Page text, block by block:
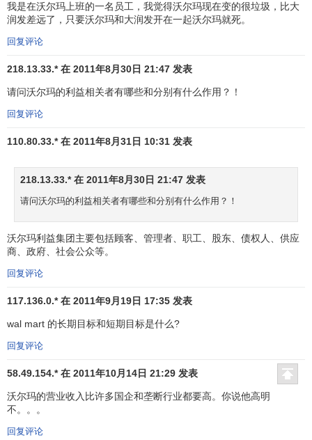
1979年 沃尔玛总销售额首次突破10亿美元。
1983年 成功地开设了凭会员资格方能平价购物的山
姆会员商店(SAM’S CLUB)。
达到8%，他在华尔街跳起了草裙舞。同年，大卫·格拉
斯出任公司总裁。
1985年 美国著名财经杂志《
1987年 在德州加伦市开设了第一家综合性百货商店
(HyperMart)，并建立起美国最大的私人卫星通信系统
之一，将下属分店与总部联结起来。
1988年3月 在密苏里州华盛顿市成立了第一家沃尔玛
任公司首席执行官。
1991年 在墨西哥与当地著名的Cifas． A合作建立起
45家山姆会员商店和沃尔玛购物广场，又在加拿大开
1992年3月17日 沃尔顿荣获“总统自由勋章”。4月5日
山姆·沃尔顿先生辞世。4月7日
董事会主席。
店，其海外营业额已占总营业额的27．6％。
1993年 沃尔玛国际部成立，波比·马丁出任国际部总裁
售额达到10亿美元。
我是在沃尔玛上班的一名员工，我觉得沃尔玛现在变的很垃圾，比大
润发差远了，只要沃尔玛和大润发开在一起沃尔玛就死。
回复评论
218.13.33.* 在 2011年8月30日 21:47 发表
请问沃尔玛的利益相关者有哪些和分别有什么作用？！
回复评论
110.80.33.* 在 2011年8月31日 10:31 发表
218.13.33.* 在 2011年8月30日 21:47 发表
请问沃尔玛的利益相关者有哪些和分别有什么作用？！
沃尔玛利益集团主要包括顾客、管理者、职工、股东、债权人、供应
商、政府、社会公众等。
回复评论
117.136.0.* 在 2011年9月19日 17:35 发表
wal mart 的长期目标和短期目标是什么?
回复评论
58.49.154.* 在 2011年10月14日 21:29 发表
沃尔玛的营业收入比许多国企和垄断行业都要高。你说他高明
不。。。
回复评论